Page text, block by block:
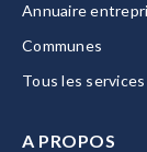
Annuaire
Communes
Tous les services
A PROPOS